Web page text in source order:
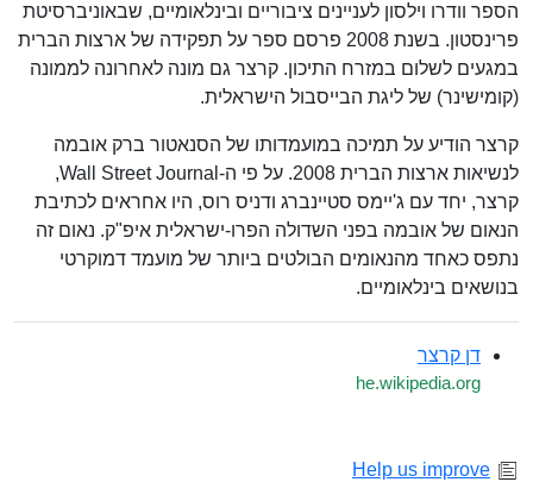
הספר וודרו וילסון לעניינים ציבוריים ובינלאומיים, שבאוניברסיטת
פרינסטון. בשנת 2008 פרסם ספר על תפקידה של ארצות הברית
במגעים לשלום במזרח התיכון. קרצר גם מונה לאחרונה לממונה
(קומישינר) של ליגת הבייסבול הישראלית.
קרצר הודיע על תמיכה במועמדותו של הסנאטור ברק אובמה
לנשיאות ארצות הברית 2008. על פי ה-Wall Street Journal,
קרצר, יחד עם ג'יימס סטיינברג ודניס רוס, היו אחראים לכתיבת
הנאום של אובמה בפני השדולה הפרו-ישראלית איפ"ק. נאום זה
נתפס כאחד מהנאומים הבולטים ביותר של מועמד דמוקרטי
בנושאים בינלאומיים.
דן קרצר
he.wikipedia.org
Help us improve